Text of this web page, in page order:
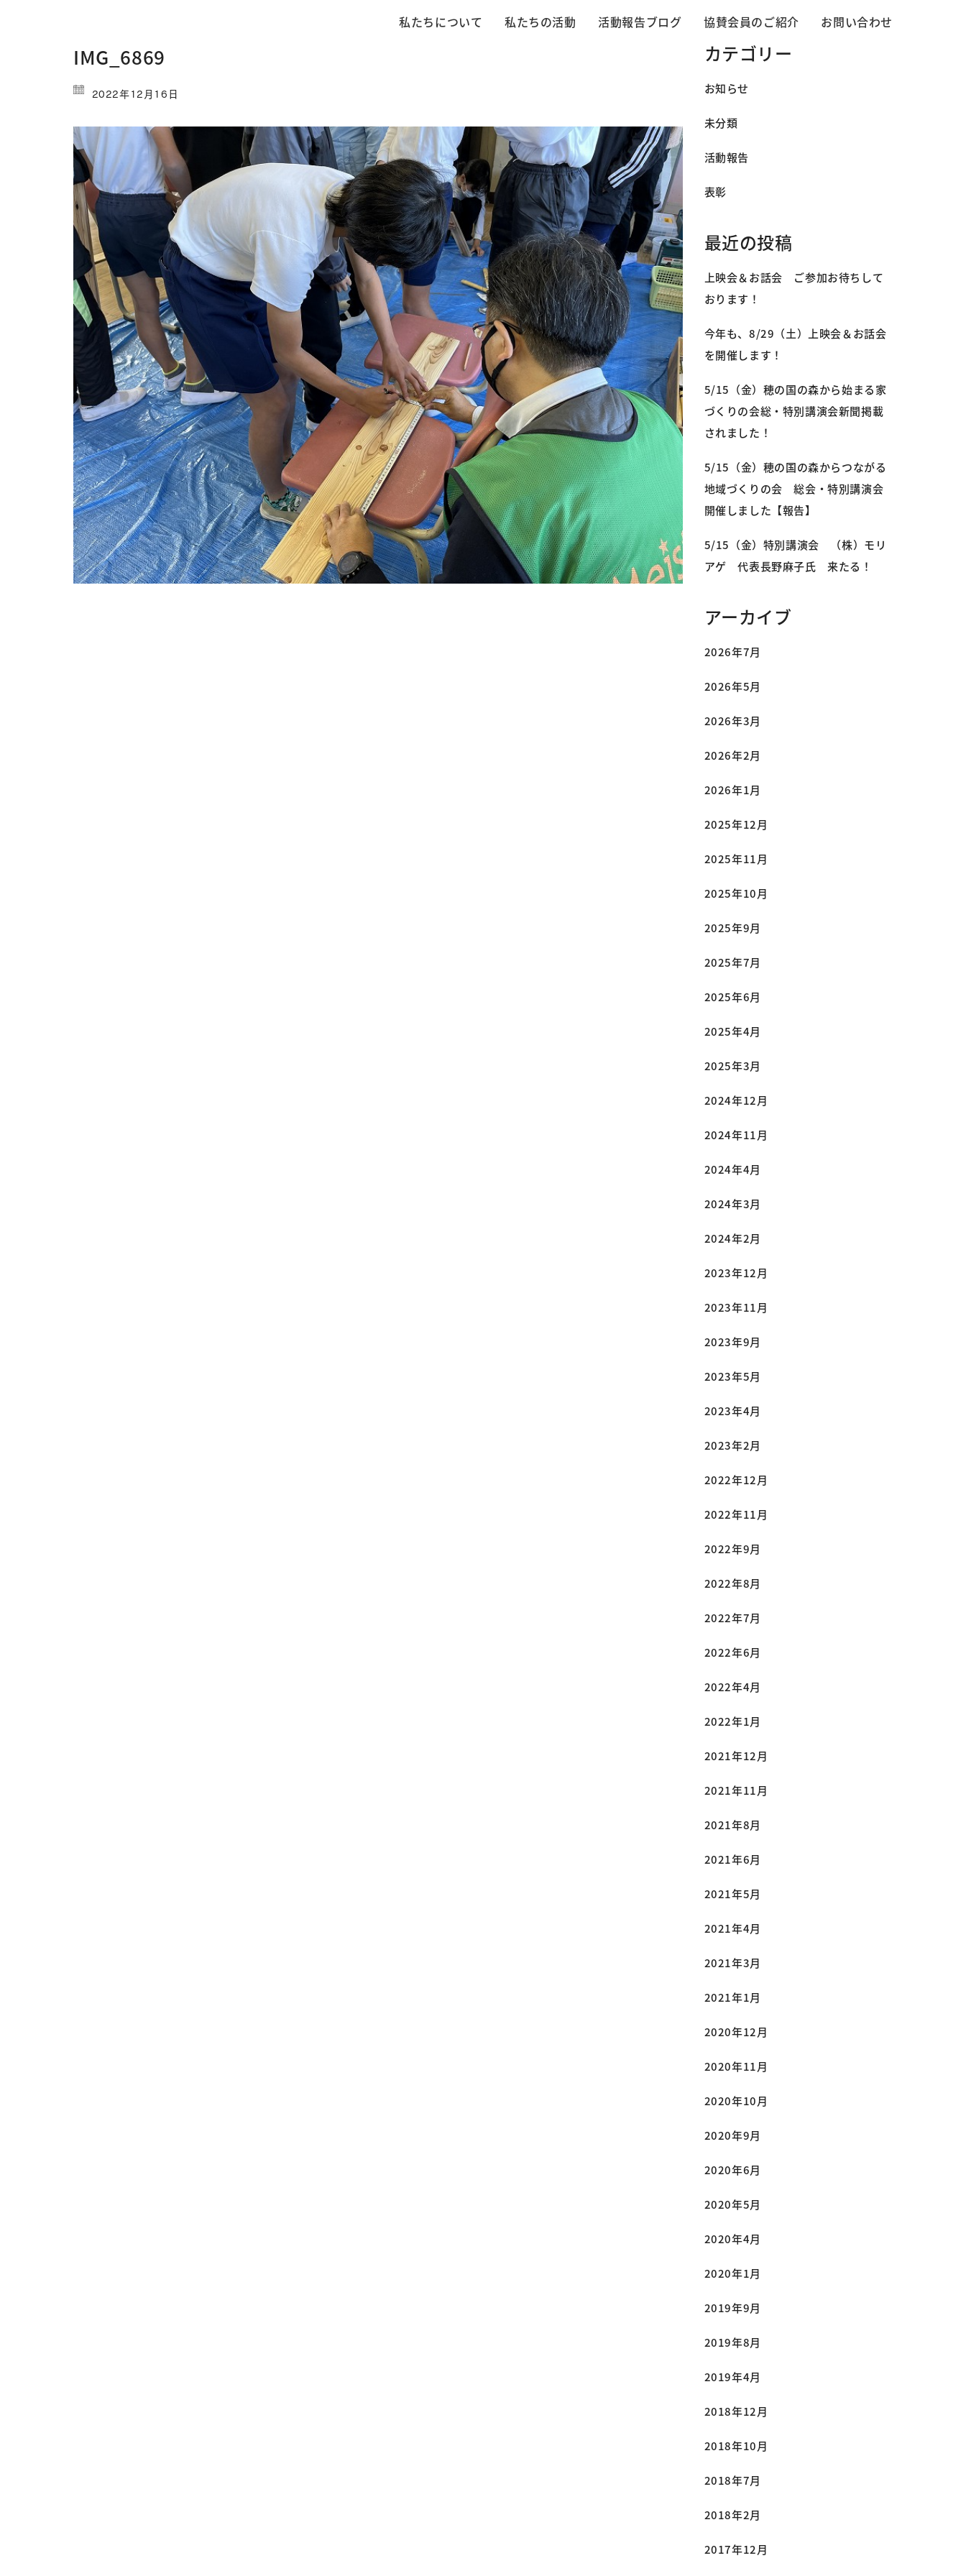
私たちについて 私たちの活動 活動報告ブログ 協賛会員のご紹介 お問い合わせ
IMG_6869
2022年12月16日
カテゴリー
お知らせ
未分類
活動報告
表彰
最近の投稿
上映会＆お話会 ご参加お待ちして
おります！
今年も、8/29（土）上映会＆お話会
を開催します！
5/15（金）穂の国の森から始まる家
づくりの会総・特別講演会新聞掲載
されました！
5/15（金）穂の国の森からつながる
地域づくりの会 総会・特別講演会
開催しました【報告】
5/15（金）特別講演会 （株）モリ
アゲ 代表長野麻子氏 来たる！
アーカイブ
2026年7月
2026年5月
2026年3月
2026年2月
2026年1月
2025年12月
2025年11月
2025年10月
2025年9月
2025年7月
2025年6月
2025年4月
2025年3月
2024年12月
2024年11月
2024年4月
2024年3月
2024年2月
2023年12月
2023年11月
2023年9月
2023年5月
2023年4月
2023年2月
2022年12月
2022年11月
2022年9月
2022年8月
2022年7月
2022年6月
2022年4月
2022年1月
2021年12月
2021年11月
2021年8月
2021年6月
2021年5月
2021年4月
2021年3月
2021年1月
2020年12月
2020年11月
2020年10月
2020年9月
2020年6月
2020年5月
2020年4月
2020年1月
2019年9月
2019年8月
2019年4月
2018年12月
2018年10月
2018年7月
2018年2月
2017年12月